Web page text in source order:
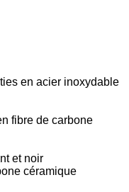
en acier inoxydable
fibre de carbone
et noir
céramique